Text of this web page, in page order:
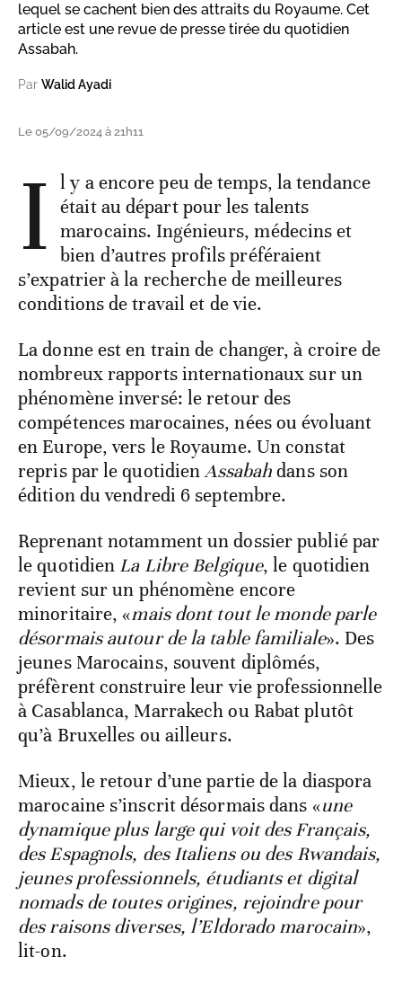
lequel se cachent bien des attraits du Royaume. Cet
article est une revue de presse tirée du quotidien
Assabah.
Par Walid Ayadi
Le 05/09/2024 à 21h11
I l y a encore peu de temps, la tendance
était au départ pour les talents
marocains. Ingénieurs, médecins et
bien d’autres profils préféraient
s’expatrier à la recherche de meilleures
conditions de travail et de vie.
La donne est en train de changer, à croire de
nombreux rapports internationaux sur un
phénomène inversé: le retour des
compétences marocaines, nées ou évoluant
en Europe, vers le Royaume. Un constat
repris par le quotidienAssabahdans son
édition du vendredi 6 septembre.
Reprenant notamment un dossier publié par
le quotidien La Libre Belgique, le quotidien
revient sur un phénomène encore
minoritaire, «mais dont tout le monde parle
désormais autour de la table familiale». Des
jeunes Marocains, souvent diplômés,
préfèrent construire leur vie professionnelle
à Casablanca, Marrakech ou Rabat plutôt
qu’à Bruxelles ou ailleurs.
Mieux, le retour d’une partie de la diaspora
marocaine s’inscrit désormais dans «une
dynamique plus large qui voit des Français,
des Espagnols, des Italiens ou des Rwandais,
jeunes professionnels, étudiants et digital
nomads de toutes origines, rejoindre pour
des raisons diverses, l’Eldorado marocain»,
lit-on.